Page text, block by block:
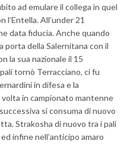
ad emulare il collega in quel
l’Entella. All’under 21
data fiducia. Anche quando
porta della Salernitana con il
la sua nazionale il 15
tornò Terracciano, ci fu
in difesa e la
volta in campionato mantenne
si consuma di nuovo
Strakosha di nuovo tra i pali
infine nell’anticipo amaro